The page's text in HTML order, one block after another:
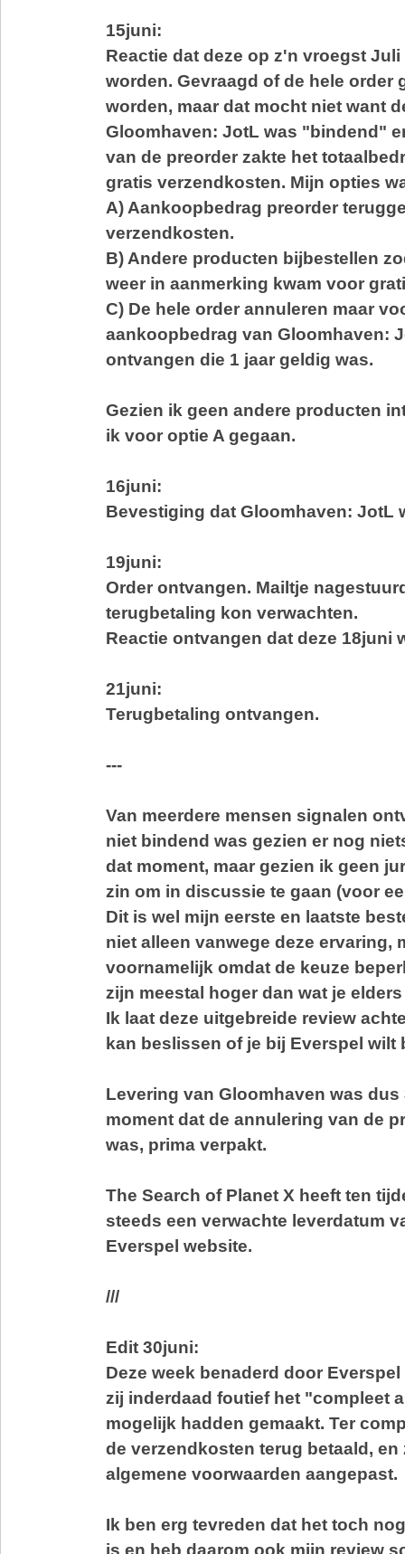
15juni:
Reactie dat deze op z'n vroegst
worden. Gevraagd of de hele order
worden, maar dat mocht niet want
Gloomhaven: JotL was "bindend"
van de preorder zakte het
gratis verzendkosten. Mijn opties
A) Aankoopbedrag preorder
verzendkosten.
B) Andere producten bijbestellen
weer in aanmerking kwam voor
C) De hele order annuleren maar
aankoopbedrag van Gloomhaven:
ontvangen die 1 jaar geldig was.
Gezien ik geen andere producten
ik voor optie A gegaan.
16juni:
Bevestiging dat Gloomhaven: JotL
19juni:
Order ontvangen. Mailtje
terugbetaling kon verwachten.
Reactie ontvangen dat deze 18juni
21juni:
Terugbetaling ontvangen.
---
Van meerdere mensen signalen
niet bindend was gezien er nog
dat moment, maar gezien ik geen
zin om in discussie te gaan (voor
Dit is wel mijn eerste en laatste
niet alleen vanwege deze ervaring,
voornamelijk omdat de keuze
zijn meestal hoger dan wat je
Ik laat deze uitgebreide review
kan beslissen of je bij Everspel wilt
Levering van Gloomhaven was dus
moment dat de annulering van de
was, prima verpakt.
The Search of Planet X heeft ten
steeds een verwachte leverdatum
Everspel website.
///
Edit 30juni:
Deze week benaderd door
zij inderdaad foutief het "compleet
mogelijk hadden gemaakt. Ter
de verzendkosten terug betaald, en
algemene voorwaarden aangepast.
Ik ben erg tevreden dat het toch
is en heb daarom ook mijn review